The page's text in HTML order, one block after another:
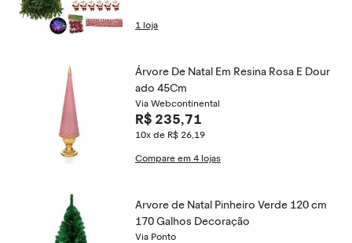
1 loja
Árvore De Natal Em Resina Rosa E Dour
ado 45Cm
Via Webcontinental
R$ 235,71
10x de R$ 26,19
Compare em 4 lojas
Arvore de Natal Pinheiro Verde 120 cm
170 Galhos Decoração
Via Ponto